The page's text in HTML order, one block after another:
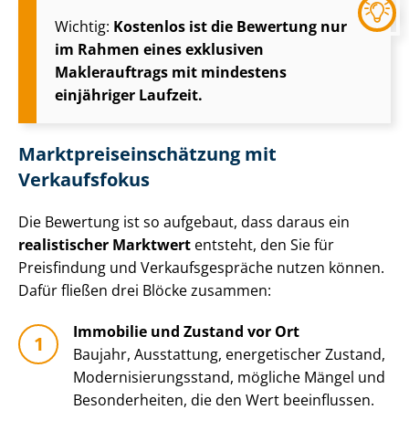
Wichtig: Kostenlos ist die Bewertung nur
im Rahmen eines exklusiven
Maklerauftrags mit mindestens
einjähriger Laufzeit.
Markt­preis­ein­schät­zung mit
Verkaufsfokus
Die Bewertung ist so aufgebaut, dass daraus ein
realistischer Marktwert entsteht, den Sie für
Preisfindung und Ver­kaufs­ge­sprä­che nutzen können.
Dafür fließen drei Blöcke zusammen:
Immobilie und Zustand vor Ort
Baujahr, Ausstattung, energetischer Zustand,
Mo­der­ni­sie­rungs­stand, mögliche Mängel und
Besonderheiten, die den Wert beeinflussen.